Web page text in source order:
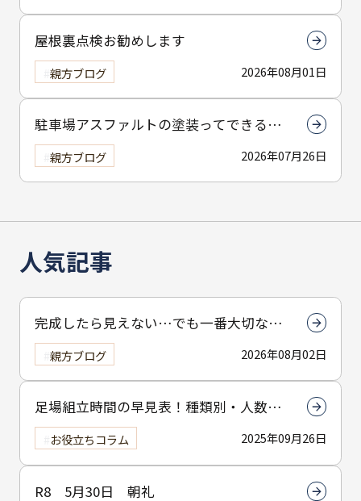
屋根裏点検お勧めします
2026年08月01日
親方ブログ
駐車場アスファルトの塗装ってできる
の？
2026年07月26日
親方ブログ
人気記事
完成したら見えない…でも一番大切なん
は下塗りです
2026年08月02日
親方ブログ
足場組立時間の早見表！種類別・人数別
で組立時間を解説
2025年09月26日
お役立ちコラム
R8 5月30日 朝礼